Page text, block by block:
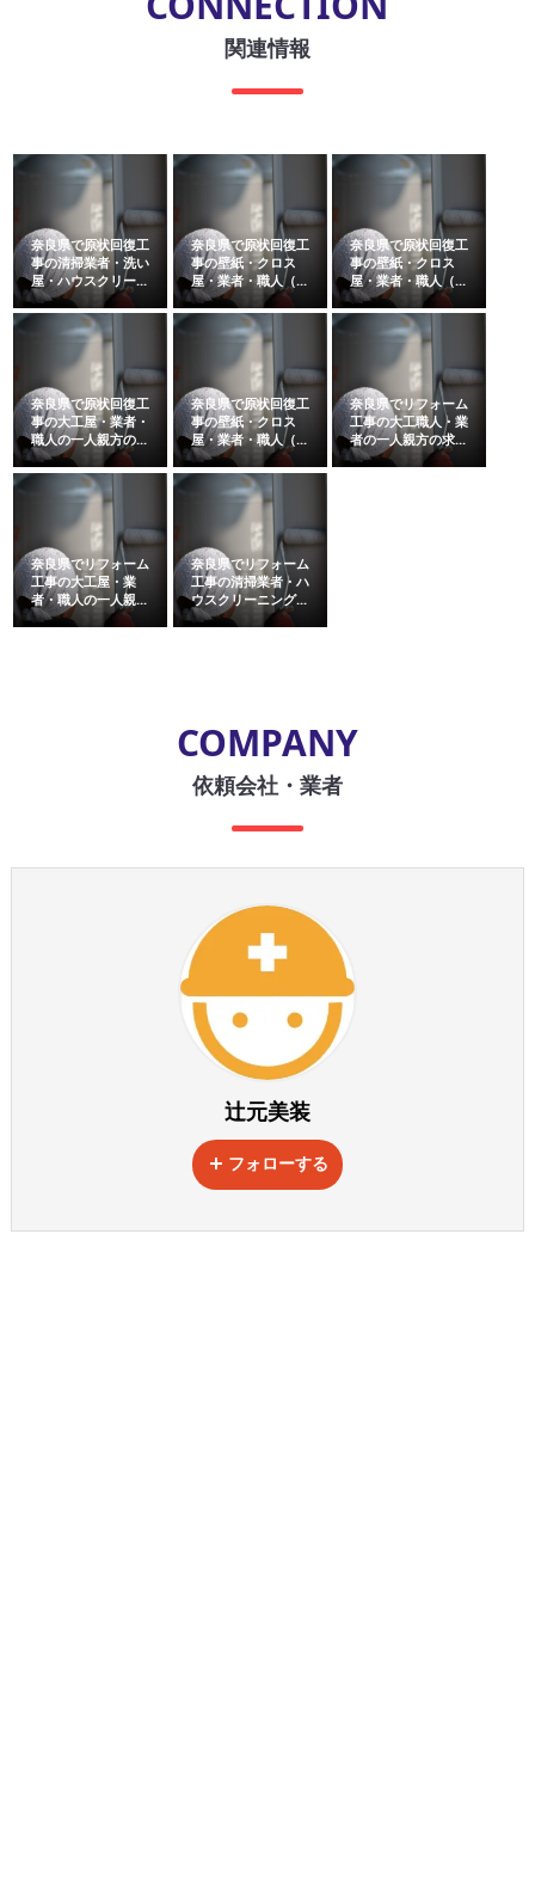
関連情報
奈良県で原状回復工
事の清掃業者・洗い
屋・ハウスクリー...
奈良県で原状回復工
事の壁紙・クロス
屋・業者・職人（...
奈良県で原状回復工
事の壁紙・クロス
屋・業者・職人（...
奈良県で原状回復工
事の大工屋・業者・
職人の一人親方の...
奈良県で原状回復工
事の壁紙・クロス
屋・業者・職人（...
奈良県でリフォーム
工事の大工職人・業
者の一人親方の求...
奈良県でリフォーム
工事の大工屋・業
者・職人の一人親...
奈良県でリフォーム
工事の清掃業者・ハ
ウスクリーニング...
COMPANY
依頼会社・業者
辻元美装
フォローする